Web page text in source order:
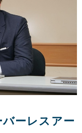
ーレスアー